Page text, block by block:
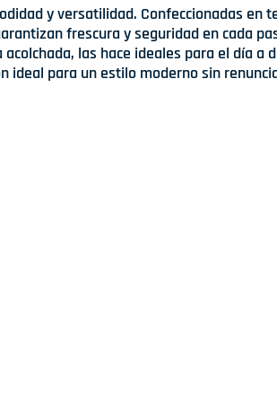
y versatilidad. Confeccionadas en
frescura y seguridad en cada
las hace ideales para el día a
ideal para un estilo moderno sin